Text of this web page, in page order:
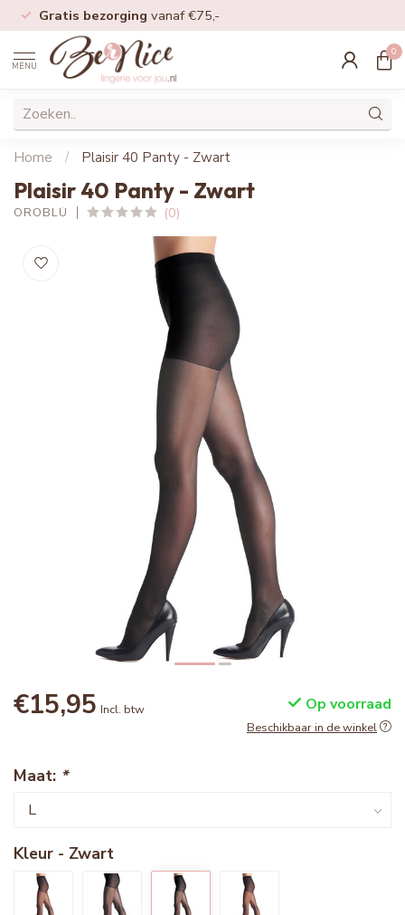
Gratis bezorging vanaf €75,-
MENU
0
Home / Plaisir 40 Panty - Zwart
Plaisir 40 Panty - Zwart
OROBLÚ (0)
€15,95 Incl. btw Op voorraad
Beschikbaar in de winkel
Maat: *
Kleur - Zwart